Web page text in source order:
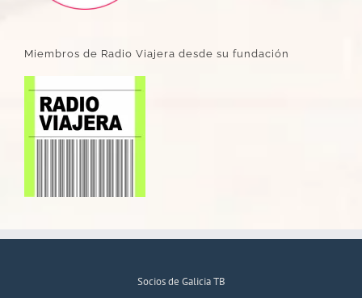
Miembros de Radio Viajera desde su fundación
Socios de Galicia TB